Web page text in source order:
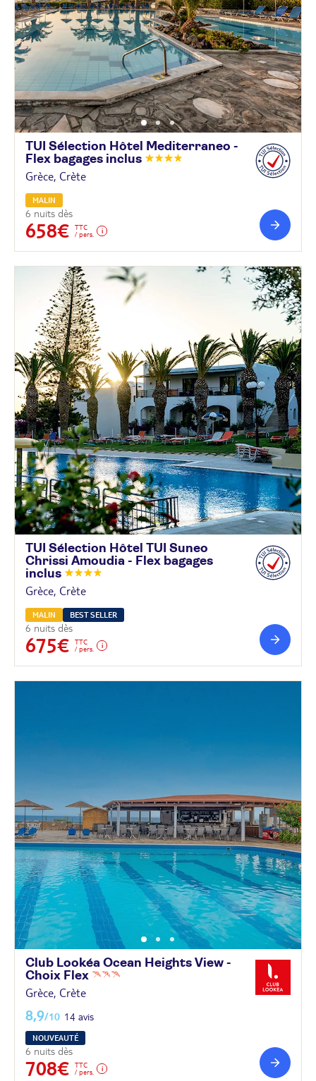
TUI Sélection Hôtel Mediterraneo -
Flex bagages inclus
Grèce, Crète
MALIN
6 nuits dès
658€
TTC
/ pers.
TUI Sélection Hôtel TUI Suneo
Chrissi Amoudia - Flex bagages
inclus
Grèce, Crète
MALIN BEST SELLER
6 nuits dès
675€
TTC
/ pers.
Club Lookéa Ocean Heights View -
Choix Flex
Grèce, Crète
8,9/10 14 avis
NOUVEAUTÉ
6 nuits dès
708€
TTC
/ pers.